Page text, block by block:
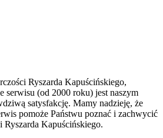
Ryszarda Kapuścińskiego,
serwisu (od 2000 roku) jest naszym
satysfakcję. Mamy nadzieję, że
pomoże Państwu poznać i zachwycić
Ryszarda Kapuścińskiego.